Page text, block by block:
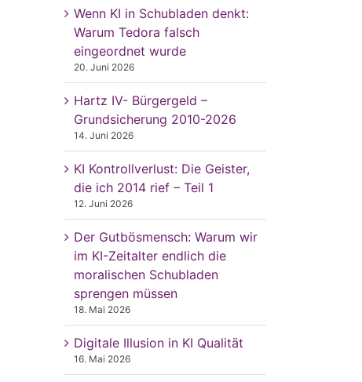
Wenn KI in Schubladen denkt:
Warum Tedora falsch
eingeordnet wurde
20. Juni 2026
Hartz IV- Bürgergeld –
Grundsicherung 2010-2026
14. Juni 2026
KI Kontrollverlust: Die Geister,
die ich 2014 rief – Teil 1
12. Juni 2026
Der Gutbösmensch: Warum wir
im KI-Zeitalter endlich die
moralischen Schubladen
sprengen müssen
18. Mai 2026
Digitale Illusion in KI Qualität
16. Mai 2026